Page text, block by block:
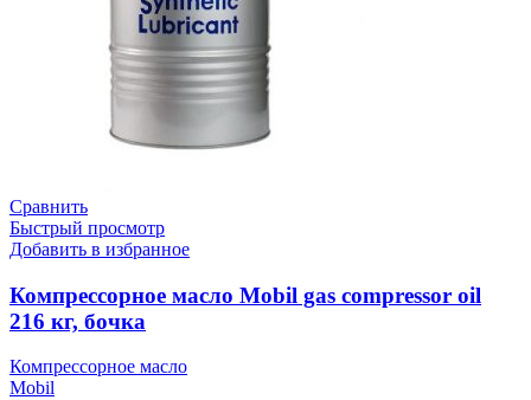
Сравнить
Быстрый просмотр
Добавить в избранное
Компрессорное масло Mobil gas compressor oil
216 кг, бочка
Компрессорное масло
Mobil